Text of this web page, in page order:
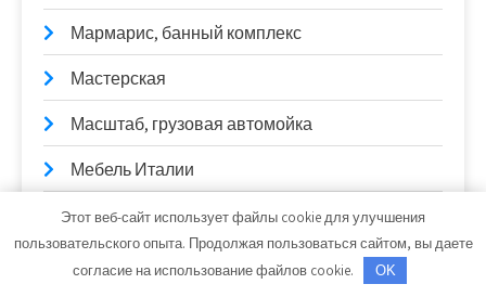
Мармарис, банный комплекс
Мастерская
Масштаб, грузовая автомойка
Мебель Италии
Меридиан
Этот веб-сайт использует файлы cookie для улучшения
пользовательского опыта. Продолжая пользоваться сайтом, вы даете
согласие на использование файлов cookie.
OK